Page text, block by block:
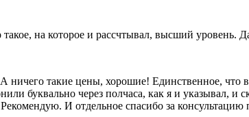
такое, на которое и рассчтывал, высший
ничего такие цены, хорошие! Единственное,
буквально через полчаса, как я и указывал,
И отдельное спасибо за